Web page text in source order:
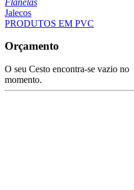
Jalecos
PRODUTOS EM PVC
Orçamento
O seu Cesto encontra-se vazio no
momento.